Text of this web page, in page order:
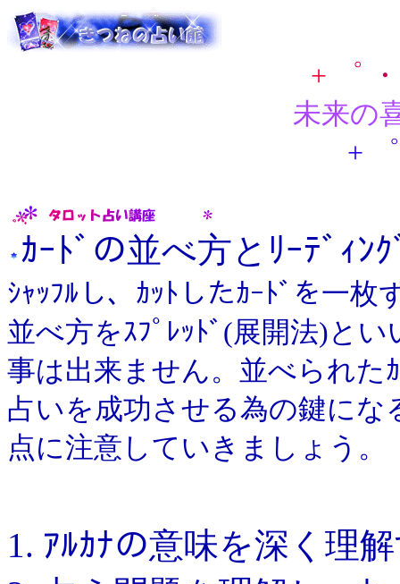
+ ゜
・
未来の
+
゜
ｶｰﾄﾞの並べ方とﾘｰﾃﾞｨﾝｸ
ｼｬｯﾌﾙし、ｶｯﾄしたｶｰﾄﾞを一
並べ方をｽﾌﾟﾚｯﾄﾞ(展開法)と
事は出来ません。並べられた
占いを成功させる為の鍵に
点に注意していきましょう。
ｱﾙｶﾅの意味を深く理